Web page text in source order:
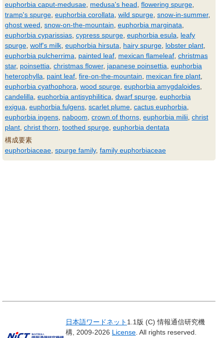
euphorbia caput-medusae medusa's head flowering spurge
tramp's spurge euphorbia corollata wild spurge snow-in-summer,
ghost weed snow-on-the-mountain euphorbia marginata
euphorbia cyparissias cypress spurge euphorbia esula
leafy
spurge wolf's milk euphorbia hirsuta hairy spurge lobster plant
euphorbia pulcherrima
painted leaf mexican flameleaf christmas
star, poinsettia christmas flower, japanese poinsettia euphorbia
heterophylla
paint leaf fire-on-the-mountain mexican fire plant
euphorbia cyathophora wood spurge euphorbia amygdaloides
candelilla euphorbia antisyphilitica dwarf spurge euphorbia
exigua euphorbia fulgens scarlet plume cactus euphorbia
euphorbia ingens naboom crown of thorns euphorbia milii christ
plant christ thorn toothed spurge euphorbia dentata
構成要素
euphorbiaceae spurge family, family euphorbiaceae
日本語ワードネット 1.1版 (C) 情報通信研究機
構, 2009-2026 License . All rights reserved.